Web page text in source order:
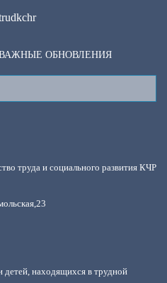
ОБНОВЛЕНИЯ
находящихся в трудной